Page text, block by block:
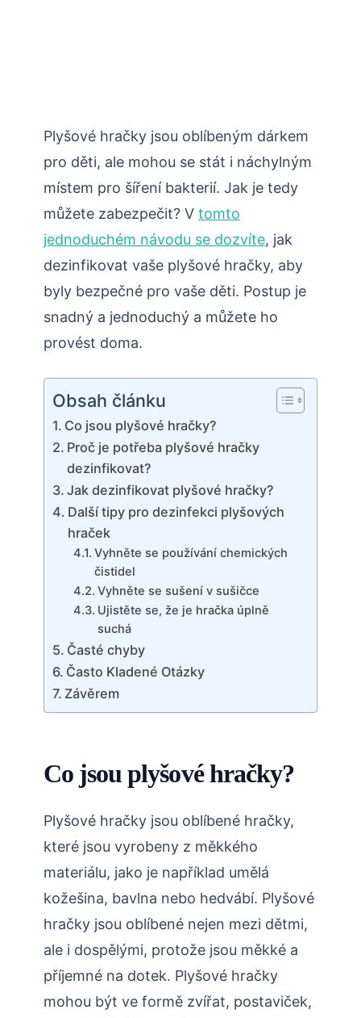
Plyšové hračky jsou oblíbeným dárkem
pro děti, ale mohou se stát i náchylným
místem pro šíření bakterií. Jak je tedy
můžete zabezpečit? V tomto
jednoduchém návodu se dozvíte, jak
dezinfikovat vaše plyšové hračky, aby
byly bezpečné pro vaše děti. Postup je
snadný a jednoduchý a můžete ho
provést doma.
Obsah článku
Co jsou plyšové hračky?
Proč je potřeba plyšové hračky
dezinfikovat?
Jak dezinfikovat plyšové hračky?
Další tipy pro dezinfekci plyšových
hraček
Vyhněte se používání chemických
čistidel
Vyhněte se sušení v sušičce
Ujistěte se, že je hračka úplně
suchá
Časté chyby
Často Kladené Otázky
Závěrem
Co jsou plyšové hračky?
Plyšové hračky jsou oblíbené hračky,
které jsou vyrobeny z měkkého
materiálu, jako je například umělá
kožešina, bavlna nebo hedvábí. Plyšové
hračky jsou oblíbené nejen mezi dětmi,
ale i dospělými, protože jsou měkké a
příjemné na dotek. Plyšové hračky
mohou být ve formě zvířat, postaviček,